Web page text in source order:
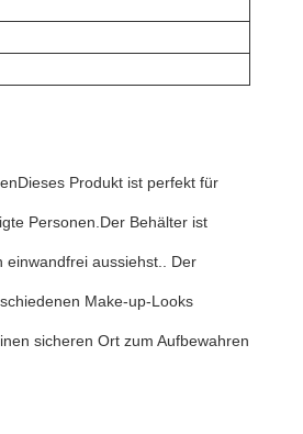
Produkt ist perfekt für
Personen.Der Behälter ist
einwandfrei aussiehst.. Der
Make-up-Looks
sicheren Ort zum Aufbewahren